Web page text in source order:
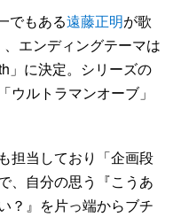
でもある遠藤正明が歌
エンディングテーマは
」に決定。シリーズの
ウルトラマンオーブ」
担当しており「企画段
、自分の思う『こうあ
？』を片っ端からブチ